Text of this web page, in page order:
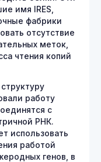
имя IRES,
фабрики
отсутствие
меток,
чтения копий
работу
с
РНК.
использовать
работой
генов, в